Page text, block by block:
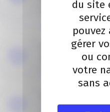
blanc, vert
20191203
PDF (921.82 Ko)
du site
pouvez
gérer
ou
votre
sans